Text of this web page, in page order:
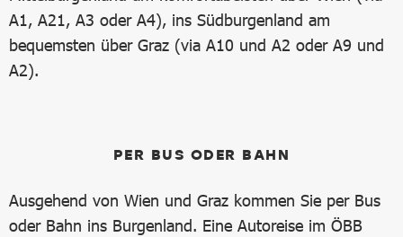
A1, A21, A3 oder A4), ins Südburgenland am
bequemsten über Graz (via A10 und A2 oder A9 und
A2).
PER BUS ODER BAHN
Ausgehend von Wien und Graz kommen Sie per Bus
oder Bahn ins Burgenland. Eine Autoreise im ÖBB